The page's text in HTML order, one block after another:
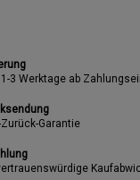
3 Werktage ab
Garantie